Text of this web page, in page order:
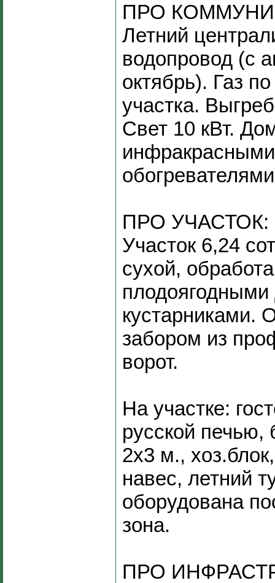
ПРО
Летний
водопровод (с
октябрь). Газ
участка.
Свет 10 кВт.
ПРО УЧАСТОК:
Участок 6,24
сухой,
кустарниками.
забором из
ворот.
На участке:
русской печью,
2х3 м.,
навес, летний
оборудована
зона.
ПРО